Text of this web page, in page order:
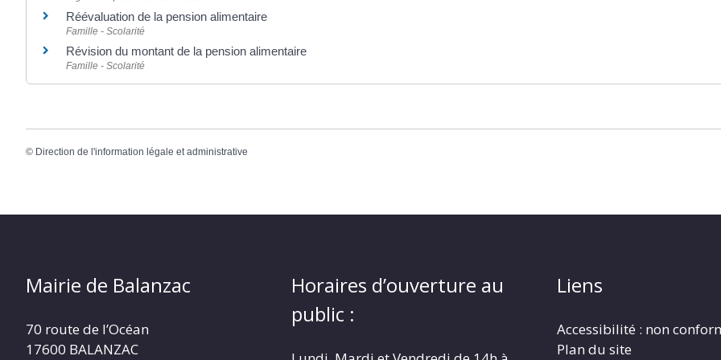
Réévaluation de la pension alimentaire
Famille - Scolarité
Révision du montant de la pension alimentaire
Famille - Scolarité
© Direction de l'information légale et administrative
Mairie de Balanzac
70 route de l’Océan
17600 BALANZAC
Horaires d’ouverture au
public :
Liens
Accessibilité : non
Plan du site